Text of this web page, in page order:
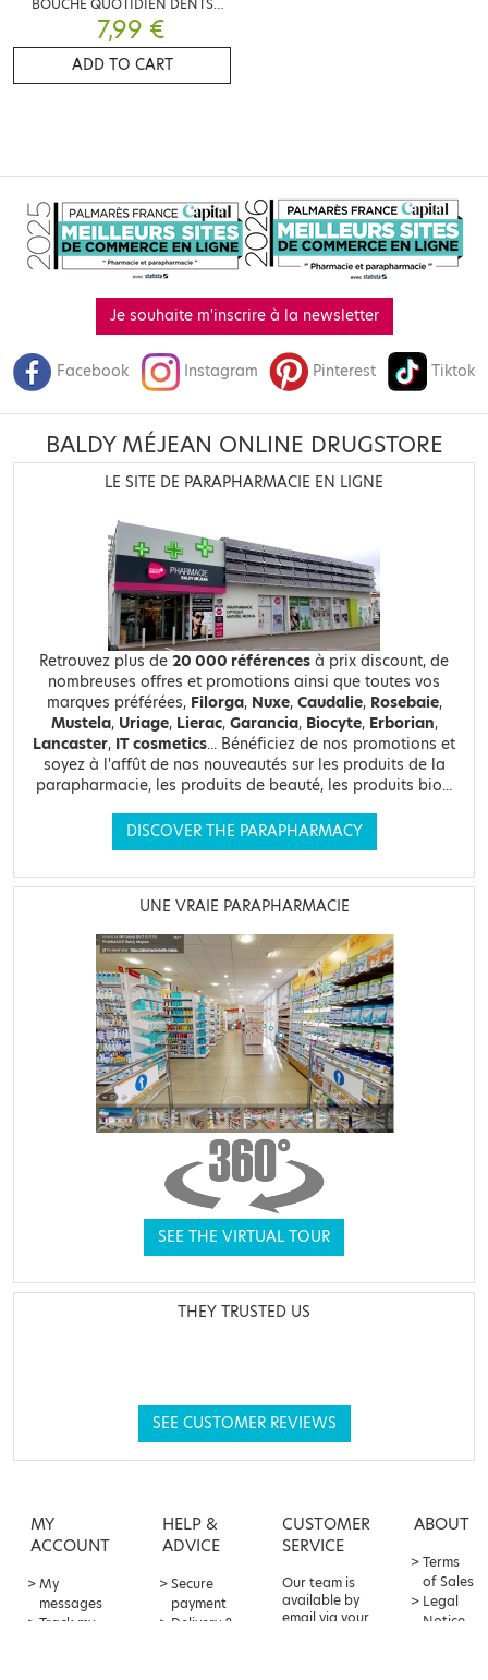
BOUCHE QUOTIDIEN DENTS
APPAREILLEES 500ML
7,99 €
ADD TO CART
Je souhaite m'inscrire à la newsletter
Facebook Instagram Pinterest Tiktok
BALDY MÉJEAN ONLINE DRUGSTORE
LE SITE DE PARAPHARMACIE EN LIGNE
Retrouvez plus de 20 000 références à prix discount, de
nombreuses offres et promotions ainsi que toutes vos
marques préférées, Filorga, Nuxe, Caudalie, Rosebaie,
Mustela, Uriage, Lierac, Garancia, Biocyte, Erborian,
Lancaster, IT cosmetics... Bénéficiez de nos promotions et
soyez à l'affût de nos nouveautés sur les produits de la
parapharmacie, les produits de beauté, les produits bio...
DISCOVER THE PARAPHARMACY
UNE VRAIE PARAPHARMACIE
SEE THE VIRTUAL TOUR
THEY TRUSTED US
SEE CUSTOMER REVIEWS
MY
ACCOUNT
My
messages
Track my
HELP &
ADVICE
Secure
payment
Delivery &
CUSTOMER
SERVICE
Our team is
available by
email via your
ABOUT
Terms
of Sales
Legal
Notice